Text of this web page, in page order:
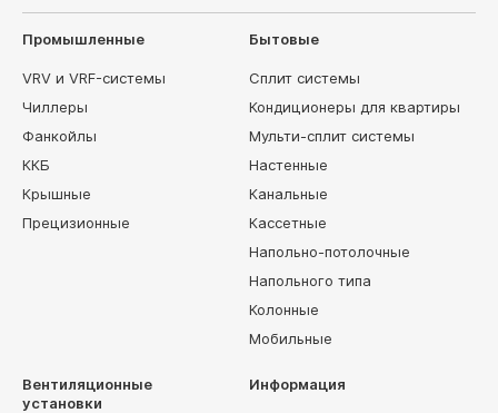
Промышленные
VRV и VRF-системы
Чиллеры
Фанкойлы
ККБ
Крышные
Прецизионные
Бытовые
Сплит системы
Кондиционеры для квартиры
Мульти-сплит системы
Настенные
Канальные
Кассетные
Напольно-потолочные
Напольного типа
Колонные
Мобильные
Вентиляционные
установки
Информация